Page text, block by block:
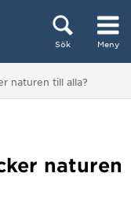
Sök Meny
naturen till alla?
naturen